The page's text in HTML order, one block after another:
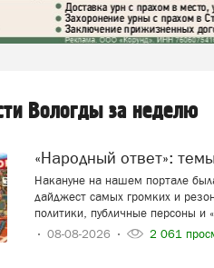
Вологды за неделю
«Народный ответ»:
Накануне на нашем портале
дайджест самых громких и
политики, публичные персоны и
08-08-2026
2 061